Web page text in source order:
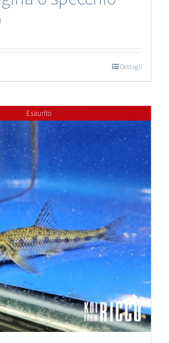
Dettagli
Esaurito